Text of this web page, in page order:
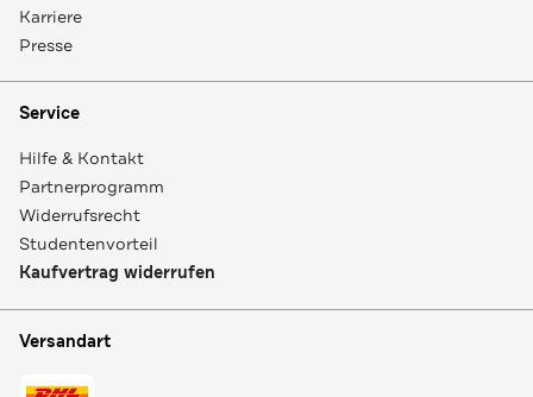
Karriere
Presse
Service
Hilfe & Kontakt
Partnerprogramm
Widerrufsrecht
Studentenvorteil
Kaufvertrag widerrufen
Versandart